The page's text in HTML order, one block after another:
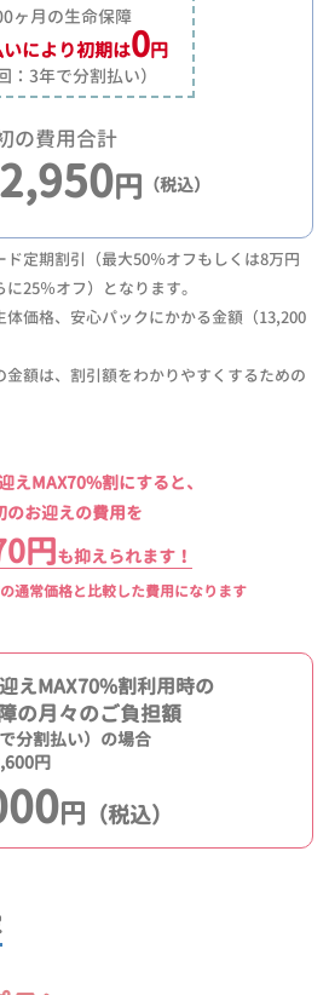
ヶ月の生命保障
により初期は0円
：3年で分割払い）
の費用合計
円 （税込）
定期割引（最大50％オフもしくは8万円
25％オフ）となります。
価格、安心パックにかかる金額（13,200
額は、割引額をわかりやすくするための
えMAX70%割にすると、
のお迎えの費用を
円も抑えられます！
通常価格と比較した費用になります
えMAX70%割利用時の
の月々のご負担額
分割払い）の場合
円
円 （税込）